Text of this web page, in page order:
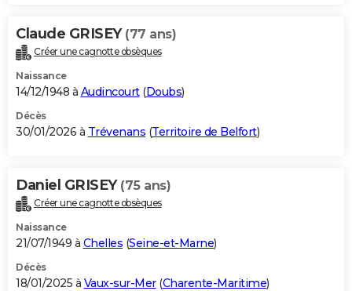
Carte de Noël
Carte Bonne année
Carte Saint-Valentin
Carte Pâques
Carte d'anniversaire
DICTIONNAIRE
Dictionnaire
Biographies
Citations
Expressions
Proverbes
PROGRAMME TV
S'inscrire
Se connecter
Lycées
Collèges
Primaires
Universités
Entreprises
Service militaire
Avis de recherche
AVIS DE DÉCÈS
Bricolage
Lifestyle
Culture
Sport
Auto
Television
Voyage
Cinema
Claude GRISEY (77 ans)
Créer une cagnotte obsèques
Naissance
14/12/1948 à Audincourt(Doubs)
Décès
30/01/2026 à Trévenans (Territoire de Belfort)
Daniel GRISEY (75 ans)
Créer une cagnotte obsèques
Naissance
21/07/1949 à Chelles (Seine-et-Marne)
Décès
18/01/2025 à Vaux-sur-Mer(Charente-Maritime)